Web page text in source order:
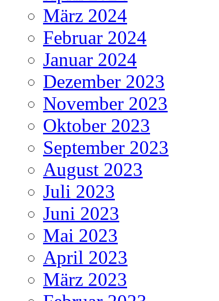
März 2024
Februar 2024
Januar 2024
Dezember 2023
November 2023
Oktober 2023
September 2023
August 2023
Juli 2023
Juni 2023
Mai 2023
April 2023
März 2023